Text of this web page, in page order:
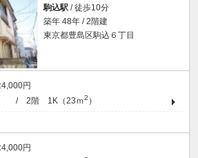
駒込駅 / 徒歩10分
築年 48年 / 2階建
東京都豊島区駒込６丁目
4,000円
/ 2階 1K（23ｍ2 ）
4,000円